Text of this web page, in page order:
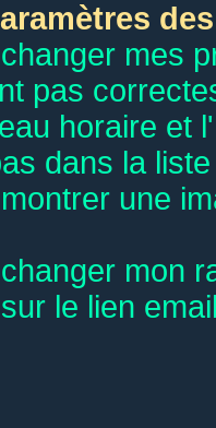
mes
pas
horaire et
dans la
une
mon
le lien